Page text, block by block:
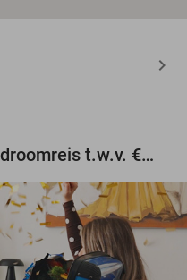
Maak gratis kans op een droomreis t.w.v. €3.000!